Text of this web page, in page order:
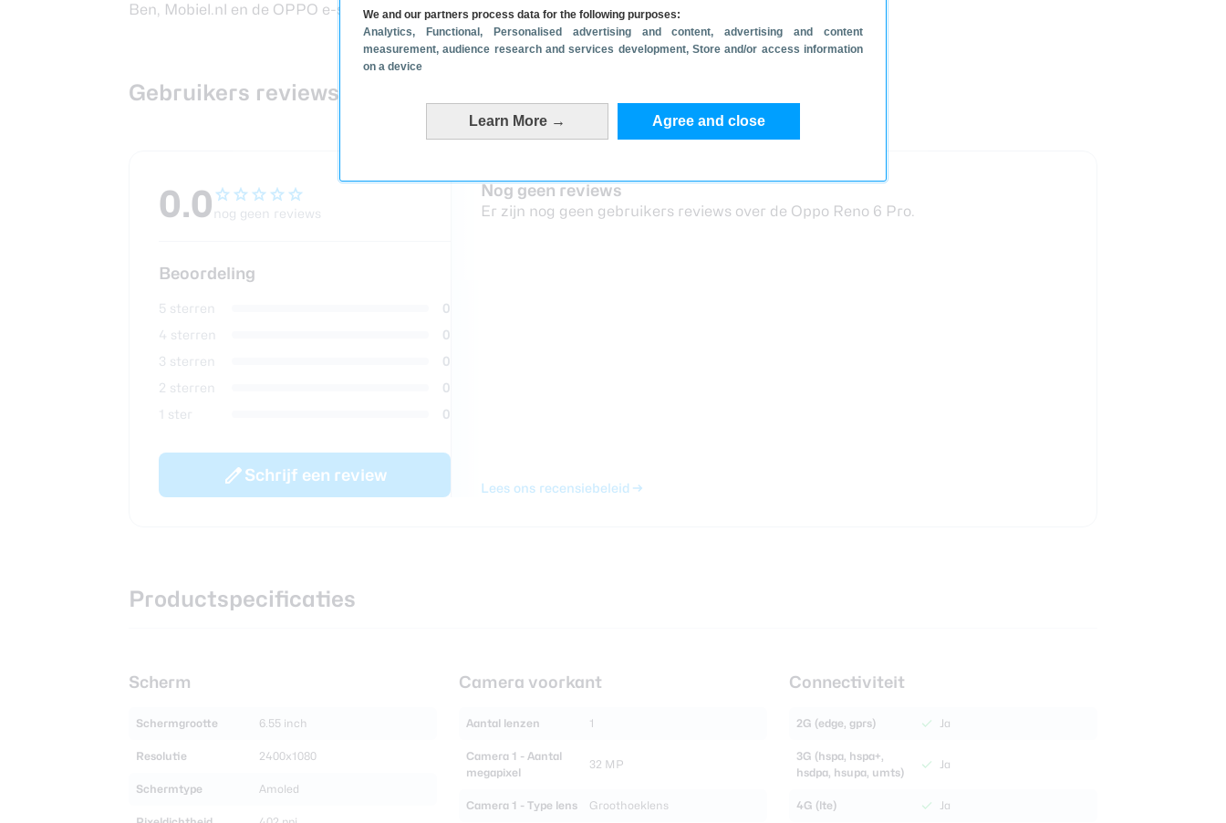
We and our partners process data for the following purposes:
Analytics, Functional , Personalised advertising and content, advertising and content
measurement, audience research and services development, Store and/or access information
on a device
Learn More → Agree and close
Ben, Mobiel.nl en de OPPO e-store–799 euro
Gebruikers reviews Oppo Reno 6 Pro
0.0 nog geen reviews
Beoordeling
5 sterren
0
4 sterren
0
3 sterren
0
2 sterren
0
1 ster
0
Schrijf een review
Nog geen reviews
Er zijn nog geen gebruikers reviews over de Oppo Reno 6 Pro.
Lees ons recensiebeleid
Productspecificaties
Scherm
Schermgrootte 6.55 inch
Resolutie 2400x1080
Schermtype Amoled
Camera voorkant
Aantal lenzen 1
Camera 1 - Aantal
megapixel
32 MP
Camera 1 - Type lens Groothoeklens
Connectiviteit
2G (edge, gprs) Ja
3G (hspa, hspa+,
hsdpa, hsupa, umts)
Ja
4G (lte) Ja